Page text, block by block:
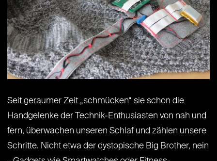
Seit geraumer Zeit „schmücken“ sie schon die
Handgelenke der Technik-Enthusiasten von nah und
fern, überwachen unseren Schlaf und zählen unsere
Schritte. Nicht etwa der dystopische Big Brother, nein